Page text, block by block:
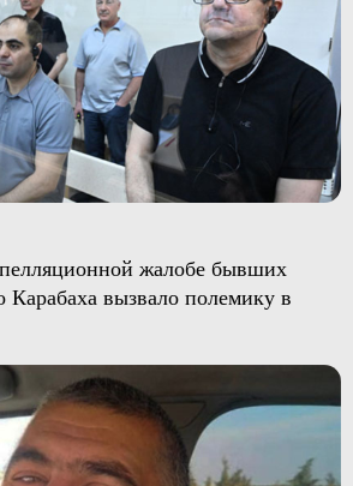
жалобе бывших
Карабаха вызвало полемику в